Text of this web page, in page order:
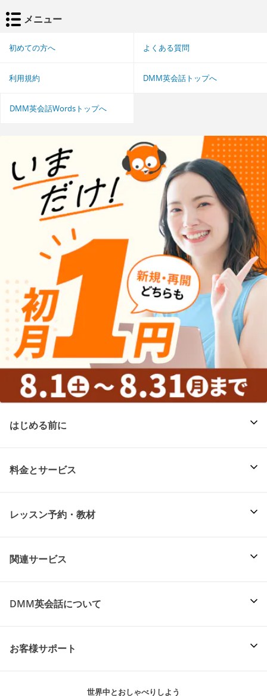
メニュー
初めての方へ よくある質問
利用規約 DMM英会話トップへ
DMM英会話Wordsトップへ
はじめる前に
料金とサービス
レッスン予約・教材
関連サービス
DMM英会話について
お客様サポート
世界中とおしゃべりしよう